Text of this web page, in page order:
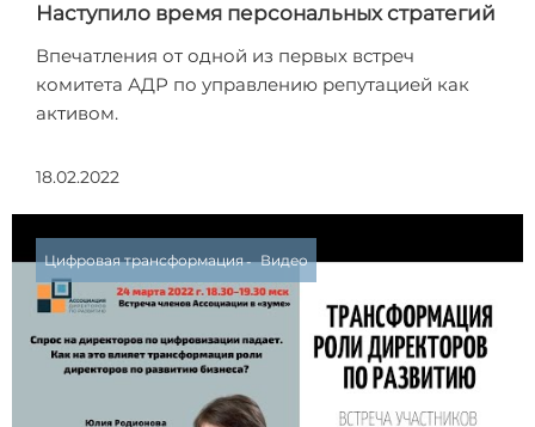
Наступило время персональных стратегий
Впечатления от одной из первых встреч
комитета АДР по управлению репутацией как
активом.
18.02.2022
Цифровая трансформация Видео